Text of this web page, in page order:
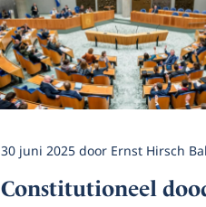
30 juni 2025door Ernst Hirsch
Constitutioneel